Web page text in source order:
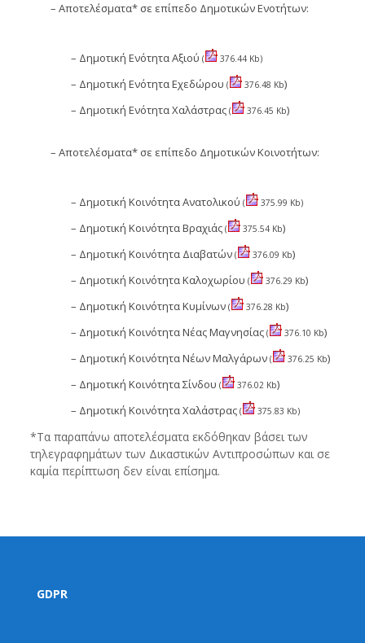
– Αποτελέσματα* σε επίπεδο Δημοτικών Ενοτήτων:
– Δημοτική Ενότητα Αξιού ( 376.44 Kb)
– Δημοτική Ενότητα Εχεδώρου ( 376.48 Kb)
– Δημοτική Ενότητα Χαλάστρας( 376.45 Kb)
– Αποτελέσματα* σε επίπεδο Δημοτικών Κοινοτήτων:
– Δημοτική Κοινότητα Ανατολικού ( 375.99 Kb)
– Δημοτική Κοινότητα Βραχιάς ( 375.54 Kb)
– Δημοτική Κοινότητα Διαβατών( 376.09 Kb)
– Δημοτική Κοινότητα Καλοχωρίου ( 376.29 Kb)
– Δημοτική Κοινότητα Κυμίνων( 376.28 Kb)
– Δημοτική Κοινότητα Νέας Μαγνησίας( 376.10 Kb)
– Δημοτική Κοινότητα Νέων Μαλγάρων( 376.25 Kb)
– Δημοτική Κοινότητα Σίνδου ( 376.02 Kb)
– Δημοτική Κοινότητα Χαλάστρας( 375.83 Kb)
*Τα παραπάνω αποτελέσματα εκδόθηκαν βάσει των
τηλεγραφημάτων των Δικαστικών Αντιπροσώπων και σε
καμία περίπτωση δεν είναι επίσημα.
GDPR